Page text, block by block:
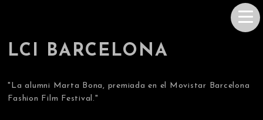
LCI BARCELONA
"La alumni Marta Bona, premiada en el Movistar Barcelona
Fashion Film Festival."